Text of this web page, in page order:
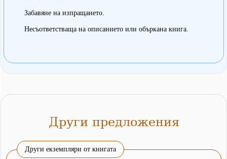
Забавяне на изпращането.
Несъответстваща на описанието или объркана книга.
Други предложения
Други екземпляри от книгата